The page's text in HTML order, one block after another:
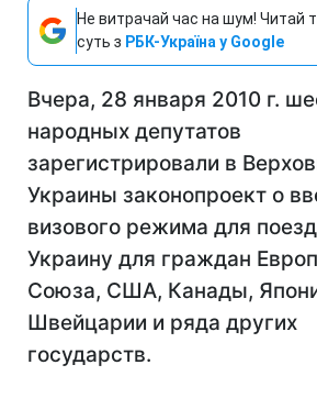
Не витрачай час на шум! Читай
суть з РБК-Україна у Google
Вчера, 28 января 2010 г.
народных депутатов
зарегистрировали в
Украины законопроект о
визового режима для
Украину для граждан
Союза, США, Канады,
Швейцарии и ряда других
государств.